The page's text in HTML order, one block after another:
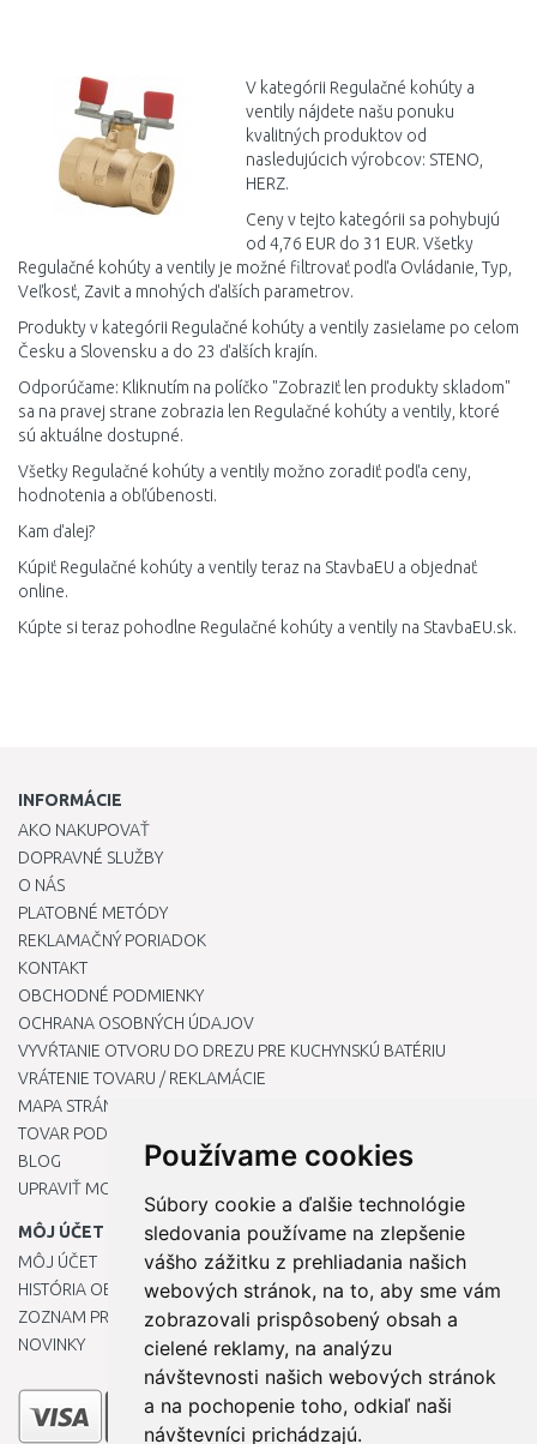
Používame cookies
Súbory cookie a ďalšie technológie
sledovania používame na zlepšenie
vášho zážitku z prehliadania našich
webových stránok, na to, aby sme vám
zobrazovali prispôsobený obsah a
cielené reklamy, na analýzu
návštevnosti našich webových stránok
a na pochopenie toho, odkiaľ naši
návštevníci prichádzajú.
V kategórii Regulačné kohúty a
ventily nájdete našu ponuku
kvalitných produktov od
nasledujúcich výrobcov: STENO,
HERZ.
Ceny v tejto kategórii sa pohybujú
od 4,76 EUR do 31 EUR. Všetky
Regulačné kohúty a ventily je možné filtrovať podľa Ovládanie, Typ,
Veľkosť, Zavit a mnohých ďalších parametrov.
Produkty v kategórii Regulačné kohúty a ventily zasielame po celom
Česku a Slovensku a do 23 ďalších krajín.
Odporúčame: Kliknutím na políčko "Zobraziť len produkty skladom"
sa na pravej strane zobrazia len Regulačné kohúty a ventily, ktoré
sú aktuálne dostupné.
Všetky Regulačné kohúty a ventily možno zoradiť podľa ceny,
hodnotenia a obľúbenosti.
Kam ďalej?
Kúpiť Regulačné kohúty a ventily teraz na StavbaEU a objednať
online.
Kúpte si teraz pohodlne Regulačné kohúty a ventily na StavbaEU.sk.
INFORMÁCIE
AKO NAKUPOVAŤ
DOPRAVNÉ SLUŽBY
O NÁS
PLATOBNÉ METÓDY
REKLAMAČNÝ PORIADOK
KONTAKT
OBCHODNÉ PODMIENKY
OCHRANA OSOBNÝCH ÚDAJOV
VYVŔTANIE OTVORU DO DREZU PRE KUCHYNSKÚ BATÉRIU
VRÁTENIE TOVARU / REKLAMÁCIE
MAPA STRÁNOK
TOVAR PODĽA ZNAČIEK
BLOG
UPRAVIŤ MOJE PREDVOĽBY COOKIES
MÔJ ÚČET
MÔJ ÚČET
HISTÓRIA OBJEDNÁVOK
ZOZNAM PRIANÍ
NOVINKY